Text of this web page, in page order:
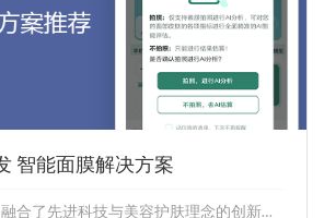
智能面膜解决方案
AI 面膜系统开发是融合了先进科技与美容护肤理念的创新举措。借助人工智能技术，系统能够精准分析肌肤状况，如水分含量、油脂...